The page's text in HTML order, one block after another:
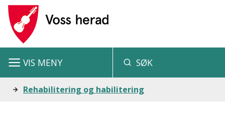
V
s
h
SØK
VIS MENY
Du Rehabilitering og habilitering